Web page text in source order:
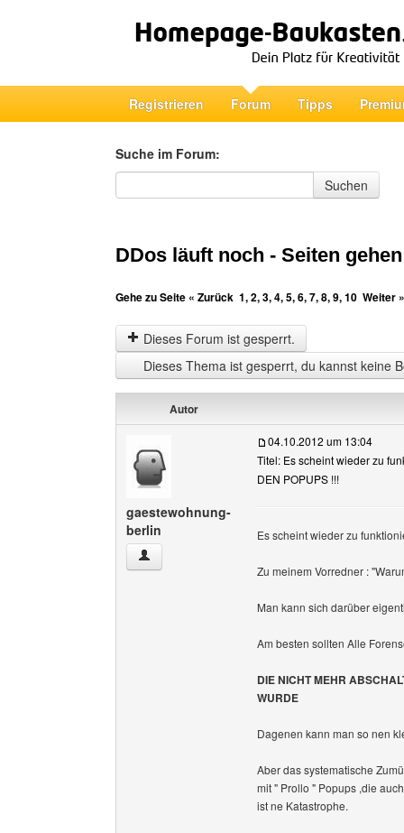
Registrieren Forum Tipps
Suche im Forum:
Suche im Forum
Suchen
DDos läuft noch - Seiten
Gehe zu Seite « Zurück 1,2,3,4,5,6,7,8,9,10 Weiter »
Dieses Forum ist gesperrt.
Dieses Thema ist gesperrt, du kannst keine
Autor
gaestewohnung-
berlin
gaestewohnung-berlin Benutzer-Profile
04.10.2012 um 13:04
Titel: Es scheint wieder zu
DEN POPUPS !!!
Es scheint wieder zu
Zu meinem Vorredner :
Man kann sich darüber
Am besten sollten Alle
DIE NICHT MEHR
WURDE
Dagenen kann man so nen
Aber das systematische
mit " Prollo " Popups ,die
ist ne Katastrophe.